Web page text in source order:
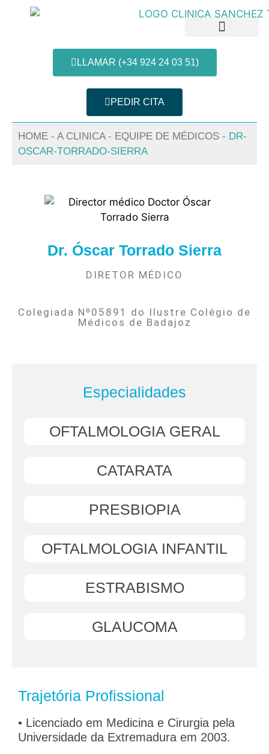
LLAMAR (+34 924 24 03 51)
PEDIR CITA
HOME - A CLINICA- EQUIPE DE MÉDICOS - DR-
OSCAR-TORRADO-SIERRA
Dr. Óscar Torrado Sierra
DIRETOR MÉDICO
Colegiada Nº05891 do Ilustre Colégio de
Médicos de Badajoz
Especialidades
OFTALMOLOGIA GERAL
CATARATA
PRESBIOPIA
OFTALMOLOGIA INFANTIL
ESTRABISMO
GLAUCOMA
Trajetória Profissional
• Licenciado em Medicina e Cirurgia pela
Universidade da Extremadura em 2003.